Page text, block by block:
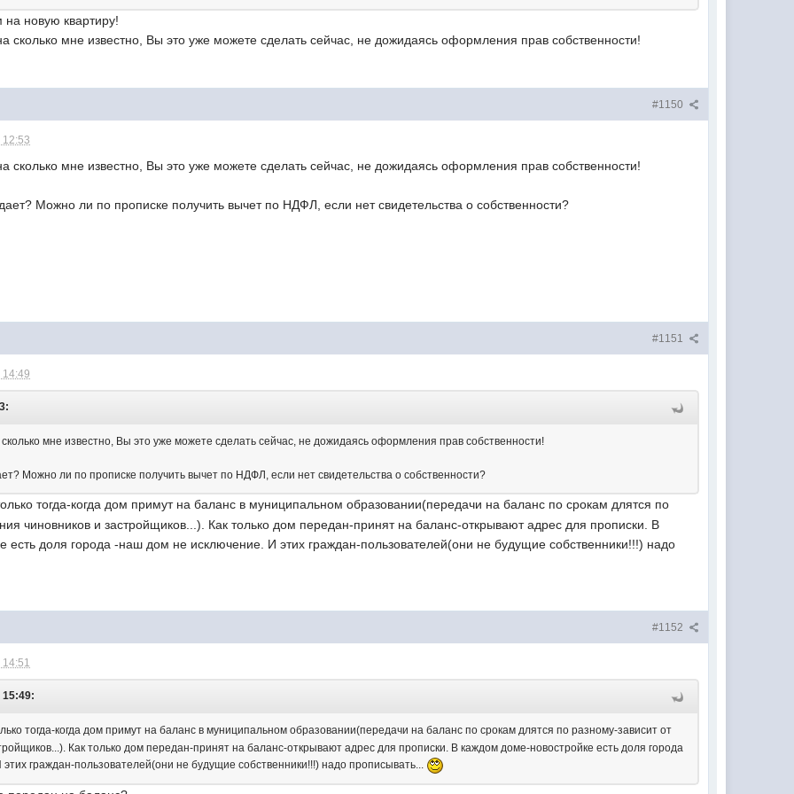
новую квартиру!
сколько мне известно, Вы это уже можете сделать сейчас, не дожидаясь оформления прав собственности!
#1150
12:53
сколько мне известно, Вы это уже можете сделать сейчас, не дожидаясь оформления прав собственности!
Можно ли по прописке получить вычет по НДФЛ, если нет свидетельства о собственности?
#1151
14:49
мне известно, Вы это уже можете сделать сейчас, не дожидаясь оформления прав собственности!
Можно ли по прописке получить вычет по НДФЛ, если нет свидетельства о собственности?
тогда-когда дом примут на баланс в муниципальном образовании(передачи на баланс по срокам длятся по
чиновников и застройщиков...). Как только дом передан-принят на баланс-открывают адрес для прописки. В
есть доля города -наш дом не исключение. И этих граждан-пользователей(они не будущие собственники!!!) надо
#1152
14:51
15:49:
тогда-когда дом примут на баланс в муниципальном образовании(передачи на баланс по срокам длятся по разному-зависит от
Как только дом передан-принят на баланс-открывают адрес для прописки. В каждом доме-новостройке есть доля города
граждан-пользователей(они не будущие собственники!!!) надо прописывать...